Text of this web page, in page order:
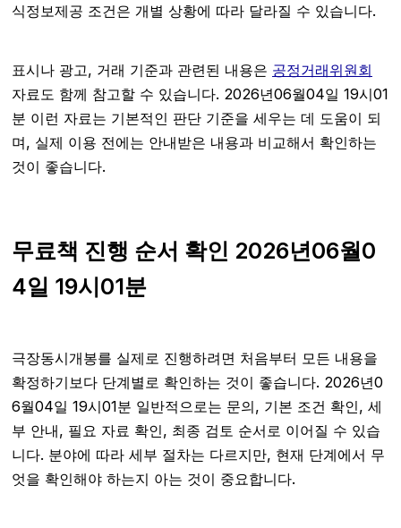
식정보제공 조건은 개별 상황에 따라 달라질 수 있습니다.
표시나 광고, 거래 기준과 관련된 내용은 공정거래위원회
자료도 함께 참고할 수 있습니다. 2026년06월04일 19시01
분 이런 자료는 기본적인 판단 기준을 세우는 데 도움이 되
며, 실제 이용 전에는 안내받은 내용과 비교해서 확인하는
것이 좋습니다.
무료책 진행 순서 확인 2026년06월0
4일 19시01분
극장동시개봉를 실제로 진행하려면 처음부터 모든 내용을
확정하기보다 단계별로 확인하는 것이 좋습니다. 2026년0
6월04일 19시01분 일반적으로는 문의, 기본 조건 확인, 세
부 안내, 필요 자료 확인, 최종 검토 순서로 이어질 수 있습
니다. 분야에 따라 세부 절차는 다르지만, 현재 단계에서 무
엇을 확인해야 하는지 아는 것이 중요합니다.